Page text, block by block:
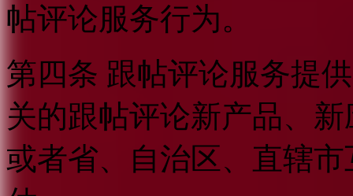
帖评论服务行为。
第四条 跟帖评论服务提
关的跟帖评论新产品、
或者省、自治区、直辖